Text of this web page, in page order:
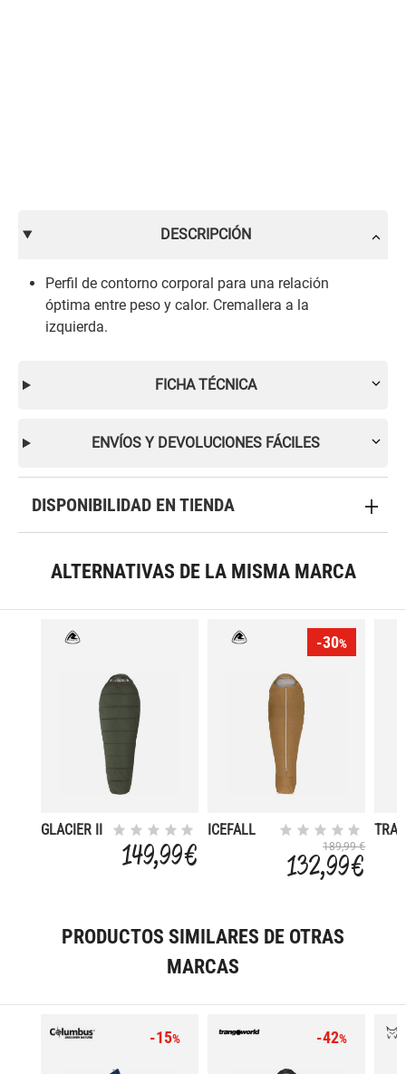
DESCRIPCIÓN
Perfil de contorno corporal para una relación
óptima entre peso y calor. Cremallera a la
izquierda.
FICHA TÉCNICA
ENVÍOS Y DEVOLUCIONES FÁCILES
DISPONIBILIDAD EN TIENDA
ALTERNATIVAS DE LA MISMA MARCA
GLACIER II
149,99 €
-30%
ICEFALL
189,99 €
132,99 €
PRODUCTOS SIMILARES DE OTRAS
MARCAS
-15% -42%